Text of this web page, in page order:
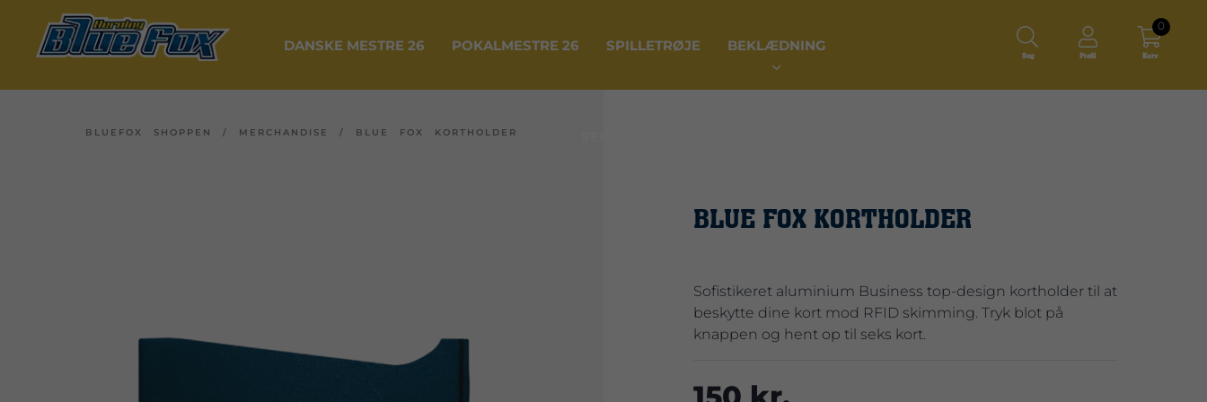
DANSKE MESTRE 26 POKALMESTRE 26 SPILLETRØJE BEKLÆDNING
Søg Profil Kurv
0
BLUEFOX SHOPPEN / MERCHANDISE / BLUE FOX KORTHOLDER
BLUE FOX KORTHOLDER
Sofistikeret aluminium Business top-design kortholder til at
beskytte dine kort mod RFID skimming. Tryk blot på
knappen og hent op til seks kort.